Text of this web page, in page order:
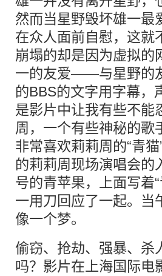
然而当星野毁坏雄一最
在众人面前自慰，这就
崩塌的却是因为虚拟的
一的友爱——与星野的
的BBS的文字用字幕，
是影片中让我有些不能
周，一个有些神秘的歌
非常喜欢莉莉周的“青
的莉莉周现场演唱会的
号的青苹果，上面写
一用刀回应了一起。当
像一个梦。
偷窃、抢劫、强暴、杀
吗？影片在上海国际电